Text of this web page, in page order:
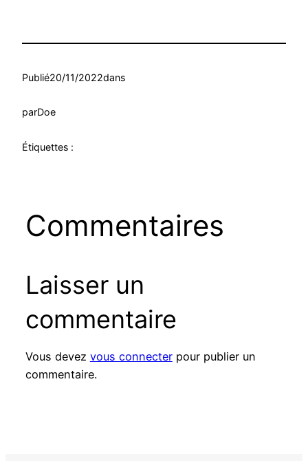
Publié20/11/2022dans
parDoe
Étiquettes :
Commentaires
Laisser un
commentaire
Vous devez vous connecterpour publier un
commentaire.